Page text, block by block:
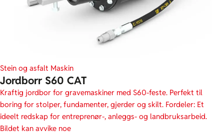
Stein og asfalt Maskin
Jordborr S60 CAT
Kraftig jordbor for gravemaskiner med S60-feste. Perfekt til
boring for stolper, fundamenter, gjerder og skilt. Fordeler: Et
ideelt redskap for entreprenør-, anleggs- og landbruksarbeid.
Bildet kan avvike noe